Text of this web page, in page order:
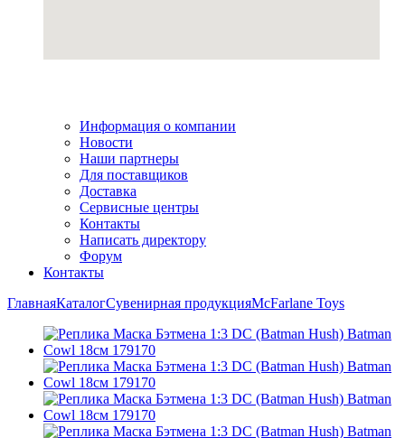
Информация о компании
Новости
Наши партнеры
Для поставщиков
Доставка
Сервисные центры
Контакты
Написать директору
Форум
Контакты
ГлавнаяКаталогСувенирная продукцияMcFarlane Toys